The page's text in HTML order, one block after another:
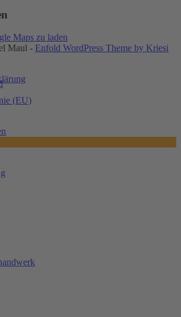
Maps zu laden
Maul - Enfold WordPress Theme by Kriesi
(EU)